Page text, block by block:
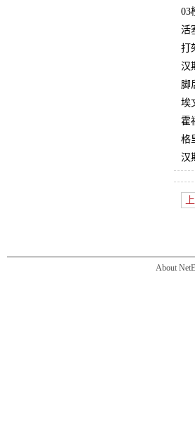
03
活
打
汉
脚
埃
霍
格
汉
About